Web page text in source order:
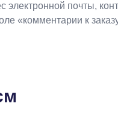
почты,
«комментарии к